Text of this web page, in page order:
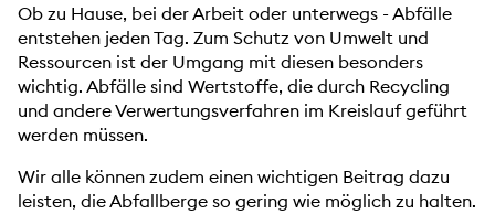
Ob zu Hause, bei der Arbeit oder unterwegs - Abfälle
entstehen jeden Tag. Zum Schutz von Umwelt und
Ressourcen ist der Umgang mit diesen besonders
wichtig. Abfälle sind Wertstoffe, die durch Recycling
und andere Verwertungsverfahren im Kreislauf geführt
werden müssen.
Wir alle können zudem einen wichtigen Beitrag dazu
leisten, die Abfallberge so gering wie möglich zu halten.